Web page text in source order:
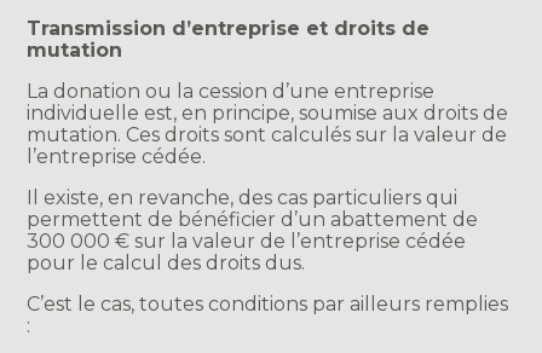
Transmission d’entreprise et droits de
mutation
La donation ou la cession d’une entreprise
individuelle est, en principe, soumise aux droits de
mutation. Ces droits sont calculés sur la valeur de
l’entreprise cédée.
Il existe, en revanche, des cas particuliers qui
permettent de bénéficier d’un abattement de
300 000 € sur la valeur de l’entreprise cédée
pour le calcul des droits dus.
C’est le cas, toutes conditions par ailleurs remplies
: